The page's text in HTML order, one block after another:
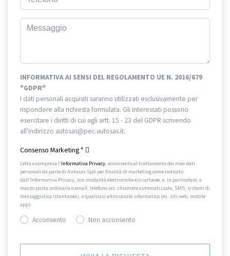
INFORMATIVA AI SENSI DEL REGOLAMENTO UE N. 2016/679
"GDPR"
I dati personali acquisiti saranno utilizzati esclusivamente per
rispondere alla richiesta formulata. Gli Interessati possono
esercitare i diritti di cui agli artt. 15 - 23 del GDPR scrivendo
all'indirizzo autosas@pec.autosas.it.
Consenso Marketing *
Letta e compresa l’Informativa Privacy, acconsento al trattamento dei miei dati
personali da parte di Autosas SpA per finalità di marketing come indicato
dall’Informativa Privacy, con modalità elettroniche e/o cartacee, e, in particolare, a
mezzo posta ordinaria o email, telefono (es. chiamate automatizzate, SMS, sistemi di
messaggistica istantanea), e qualsiasi altro canale informatico (es. siti web, mobile
app).
Acconsento Non acconsento